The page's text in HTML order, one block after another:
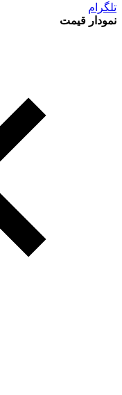
تلگرام
نمودار قیمت